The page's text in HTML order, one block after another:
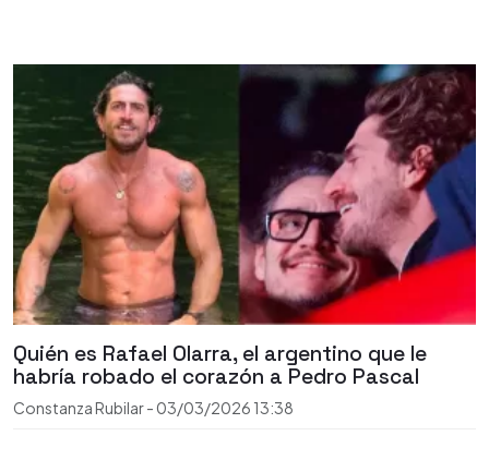
Quién es Rafael Olarra, el argentino que le
habría robado el corazón a Pedro Pascal
Constanza Rubilar- 03/03/2026 13:38